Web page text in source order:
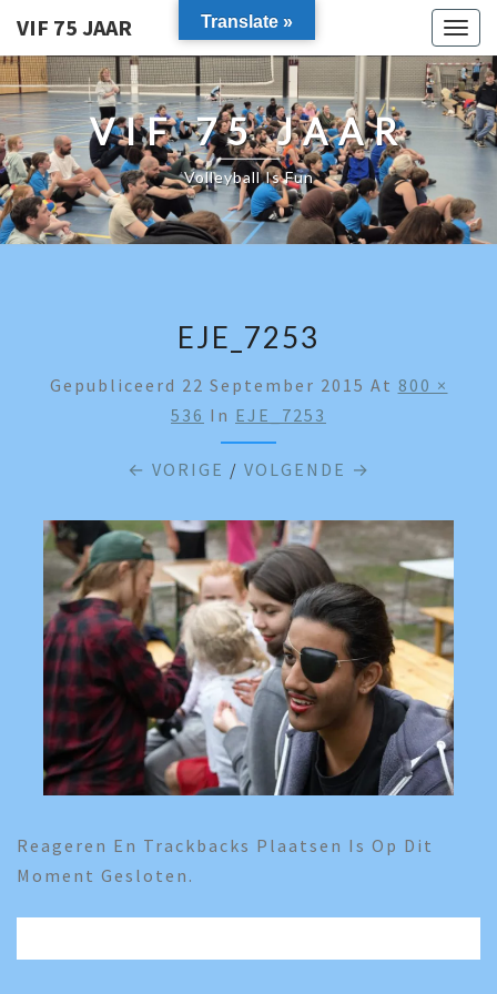
VIF 75 JAAR
VIF 75 JAAR
Volleyball Is Fun
EJE_7253
Gepubliceerd 22 September 2015 At 800 ×
536 In EJE_7253
← VORIGE / VOLGENDE →
Reageren En Trackbacks Plaatsen Is Op Dit
Moment Gesloten.
Translate »